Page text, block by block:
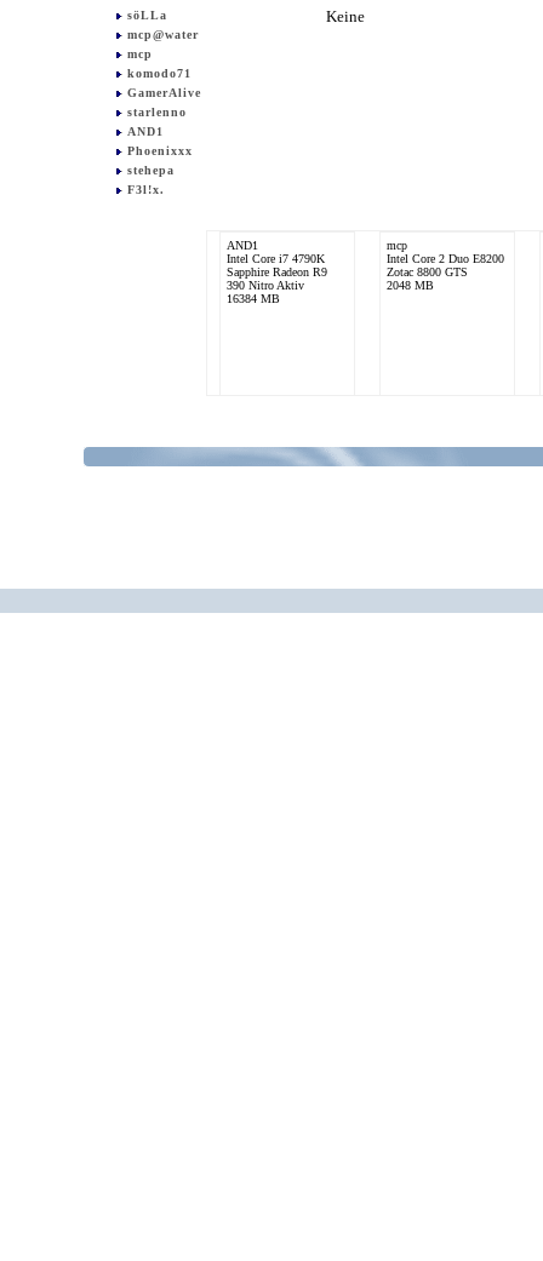
söLLa
mcp@water
mcp
komodo71
GamerAlive
starlenno
AND1
Phoenixxx
stehepa
F3l!x.
Keine
AND1
Intel Core i7 4790K
Sapphire Radeon R9
390 Nitro Aktiv
16384 MB
mcp
Intel Core 2 Duo E8200
Zotac 8800 GTS
2048 MB
Q9550